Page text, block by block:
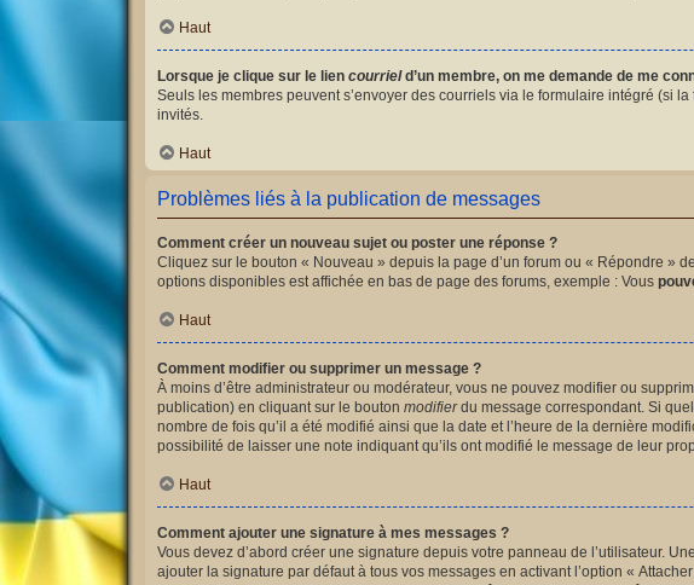
Haut
Lorsque je clique sur le lien courrield’un membre, on me demande de me
Seuls les membres peuvent s’envoyer des courriels via le formulaire intégré (si
invités.
Haut
Problèmes liés à la publication de messages
Comment créer un nouveau sujet ou poster une réponse ?
Cliquez sur le bouton « Nouveau » depuis la page d’un forum ou « Répondre »
options disponibles est affichée en bas de page des forums, exemple : Vous
Haut
Comment modifier ou supprimer un message ?
À moins d’être administrateur ou modérateur, vous ne pouvez modifier ou
publication) en cliquant sur le bouton modifierdu message correspondant. Si
nombre de fois qu’il a été modifié ainsi que la date et l’heure de la dernière
possibilité de laisser une note indiquant qu’ils ont modifié le message de leur
Haut
Comment ajouter une signature à mes messages ?
Vous devez d’abord créer une signature depuis votre panneau de l’utilisateur.
ajouter la signature par défaut à tous vos messages en activant l’option «